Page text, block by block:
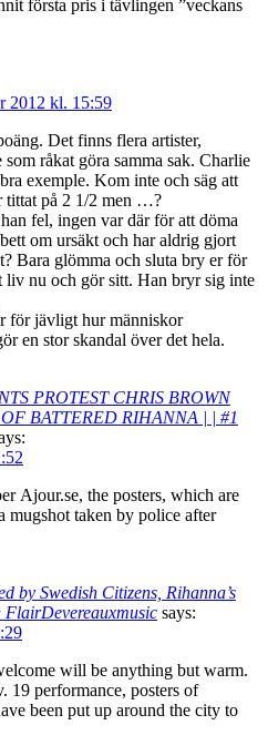
första pris i tävlingen ”veckans
2012 kl. 15:59
Det finns flera artister,
som råkat göra samma sak. Charlie
exemple. Kom inte och säg att
tittat på 2 1/2 men …?
fel, ingen var där för att döma
om ursäkt och har aldrig gjort
Bara glömma och sluta bry er för
liv nu och gör sitt. Han bryr sig inte
för jävligt hur människor
en stor skandal över det hela.
PROTEST CHRIS BROWN
BATTERED RIHANNA | | #1
Ajour.se, the posters, which are
mugshot taken by police after
by Swedish Citizens, Rihanna’s
FlairDevereauxmusic says:
will be anything but warm.
19 performance, posters of
been put up around the city to